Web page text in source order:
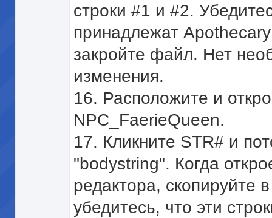
строки #1 и #2.
принадлежат
закройте файл. Нет
изменения.
16. Расположите и
NPC_FaerieQueen.
17. Кликните STR# и
"bodystring". Когда
редактора, скопируйте
убедитесь, что эти